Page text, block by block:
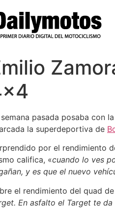
pasada posaba con
la superdeportiva de
por el rendimiento
califica, «cuando lo ves
y es que el nuevo
el rendimiento del quad
En asfalto el Target te